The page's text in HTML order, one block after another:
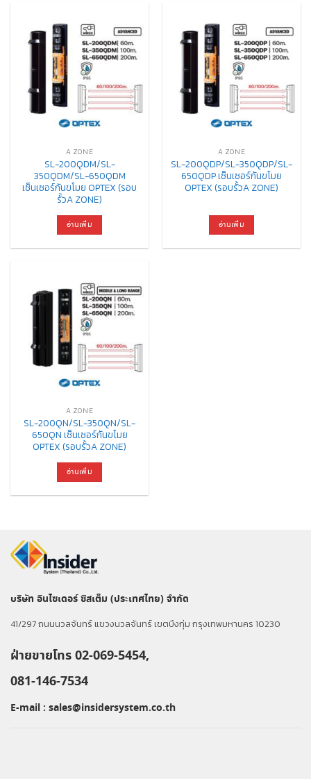
A ZONE
SL-200QDM/SL-
350QDM/SL-650QDM
เซ็นเซอร์กันขโมย OPTEX (รอบ
รั้วA ZONE)
อ่านเพิ่ม
A ZONE
SL-200QDP/SL-350QDP/SL-
650QDP เซ็นเซอร์กันขโมย
OPTEX (รอบรั้วA ZONE)
อ่านเพิ่ม
A ZONE
SL-200QN/SL-350QN/SL-
650QN เซ็นเซอร์กันขโมย
OPTEX (รอบรั้วA ZONE)
อ่านเพิ่ม
บริษัท อินไซเดอร์ ซิสเต็ม (ประเทศไทย) จำกัด
41/297 ถนนนวลจันทร์ แขวงนวลจันทร์ เขตบึงกุ่ม กรุงเทพมหานคร 10230
ฝ่ายขายโทร 02-069-5454,
081-146-7534
E-mail : sales@insidersystem.co.th